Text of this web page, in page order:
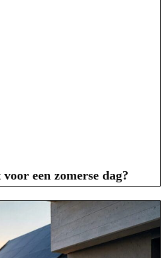
een zomerse dag?